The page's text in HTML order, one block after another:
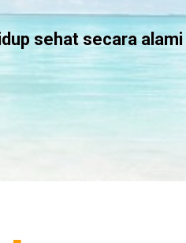
sehat secara